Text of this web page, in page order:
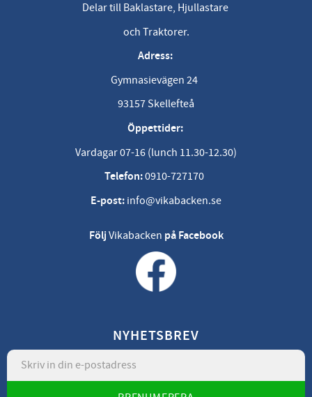
Delar till Baklastare, Hjullastare
och Traktorer.
Adress:
Gymnasievägen 24
93157 Skellefteå
Öppettider:
Vardagar 07-16 (lunch 11.30-12.30)
Telefon:0910-727170
E-post: info@vikabacken.se
FöljVikabacken på Facebook
NYHETSBREV